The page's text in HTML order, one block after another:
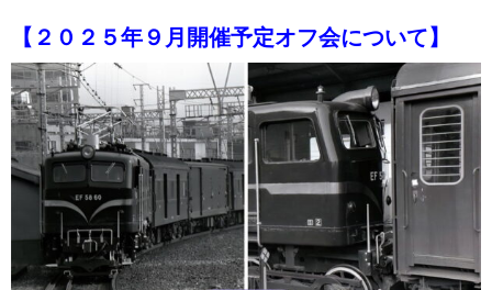
【２０２５年９月開催予定オフ会について】